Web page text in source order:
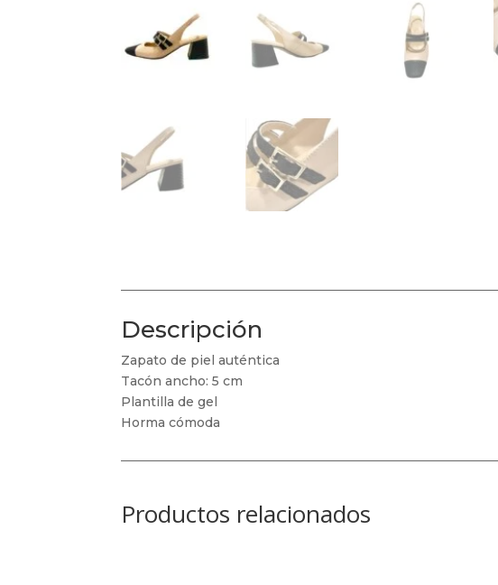
Descripción
Zapato de piel auténtica
Tacón ancho: 5 cm
Plantilla de gel
Horma cómoda
Productos relacionados